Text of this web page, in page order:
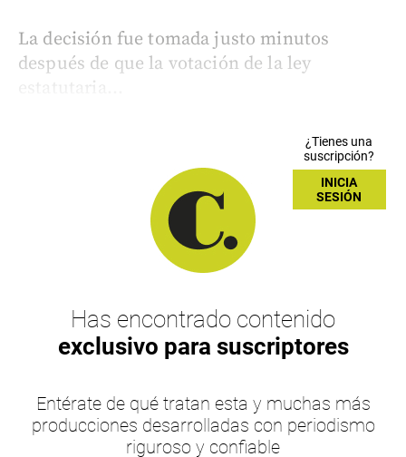
La decisión fue tomada justo minutos
después de que la votación de la ley
estatutaria...
¿Tienes una
suscripción?
INICIA
SESIÓN
Has encontrado contenido
exclusivo para suscriptores
Entérate de qué tratan esta y muchas más
producciones desarrolladas con periodismo
riguroso y confiable